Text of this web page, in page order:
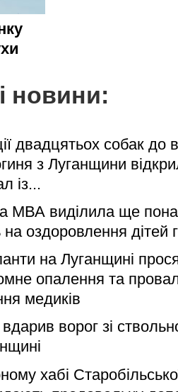
новини:
двадцятьох собак до
з Луганщини
із...
МВА виділила ще
на оздоровлення дітей
на Луганщині
опалення та
медиків
ворог зі
хабі